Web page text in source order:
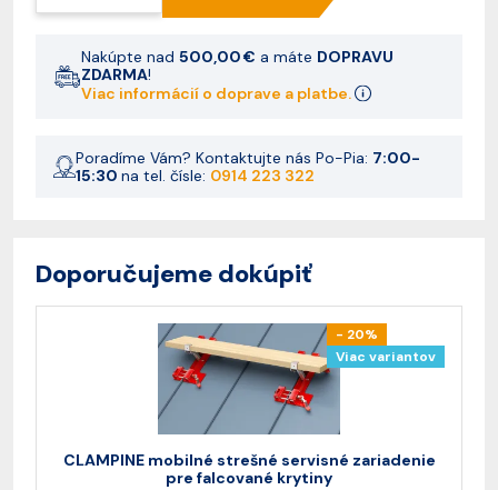
Nakúpte nad 500,00 € a máte DOPRAVU
ZDARMA!
Viac informácií o doprave a platbe.
Poradíme Vám? Kontaktujte nás Po-Pia: 7:00-
15:30 na tel. čísle: 0914 223 322
Doporučujeme dokúpiť
- 20%
Viac variantov
CLAMPINE mobilné strešné servisné zariadenie
pre falcované krytiny